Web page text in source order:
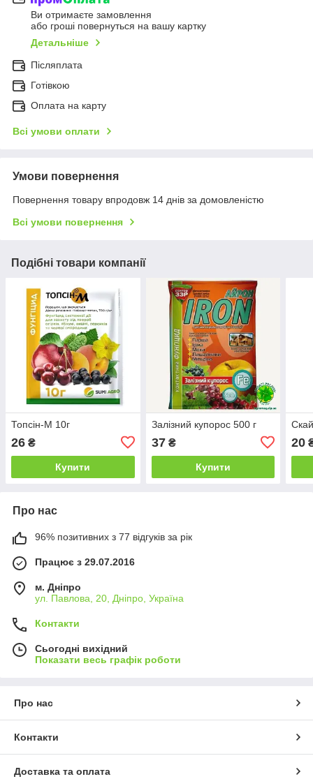
Ви отримаєте замовлення
або гроші повернуться на вашу картку
Детальніше
Післяплата
Готівкою
Оплата на карту
Всі умови оплати
Умови повернення
Повернення товару впродовж 14 днів за домовленістю
Всі умови повернення
Подібні товари компанії
Топсін-М 10г
26 ₴
Купити
Залізний купорос 500 г
37₴
Купити
20
Про нас
96% позитивних з 77 відгуків за рік
Працює з 29.07.2016
м. Дніпро
ул. Павлова, 20, Дніпро, Україна
Контакти
Сьогодні вихідний
Показати весь графік роботи
Про нас
Контакти
Доставка та оплата